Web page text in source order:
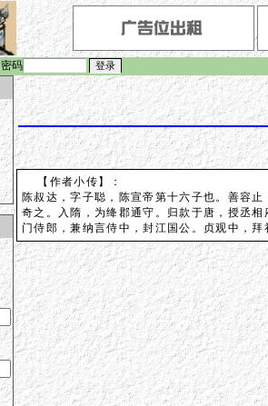
密码
【作者小传】：
陈叔达，字子聪，陈宣帝第十六子也。善容
奇之。入隋，为绛郡通守。归款于唐，授丞
门侍郎，兼纳言侍中，封江国公。贞观中，